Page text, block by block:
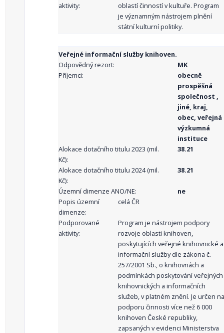
aktivity:
oblastí činností v kultuře. Program
je významným nástrojem plnění
státní kulturní politiky.
Veřejné informační služby knihoven.
Odpovědný rezort:
MK
Příjemci:
obecně
prospěšná
společnost ,
jiné, kraj,
obec, veřejná
výzkumná
instituce
Alokace dotačního titulu 2023 (mil.
Kč):
38.21
Alokace dotačního titulu 2024 (mil.
Kč):
38.21
Územní dimenze ANO/NE:
ne
Popis územní
dimenze:
celá ČR
Podporované
aktivity:
Program je nástrojem podpory
rozvoje oblasti knihoven,
poskytujících veřejné knihovnické a
informační služby dle zákona č.
257/2001 Sb., o knihovnách a
podmínkách poskytování veřejných
knihovnických a informačních
služeb, v platném znění. Je určen na
podporu činnosti více než 6 000
knihoven České republiky,
zapsaných v evidenci Ministerstva